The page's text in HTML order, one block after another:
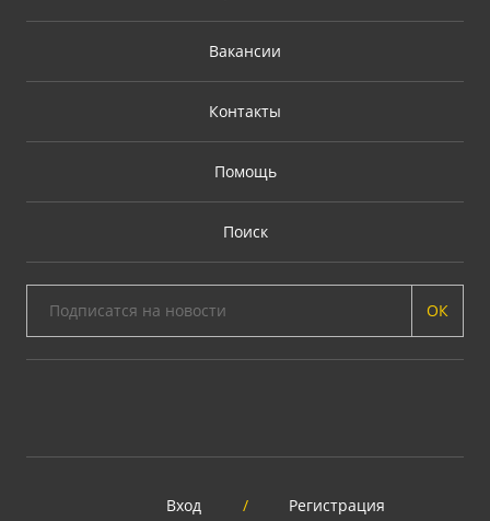
Вакансии
Контакты
Помощь
Поиск
ОК
Вход / Регистрация